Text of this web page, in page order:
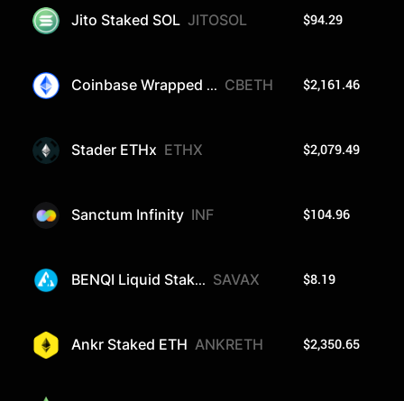
Jito Staked SOL JITOSOL $94.29
Coinbase Wrapped ... CBETH $2,161.46
Stader ETHx ETHX $2,079.49
Sanctum Infinity INF $104.96
BENQI Liquid Stak... SAVAX $8.19
Ankr Staked ETH ANKRETH $2,350.65